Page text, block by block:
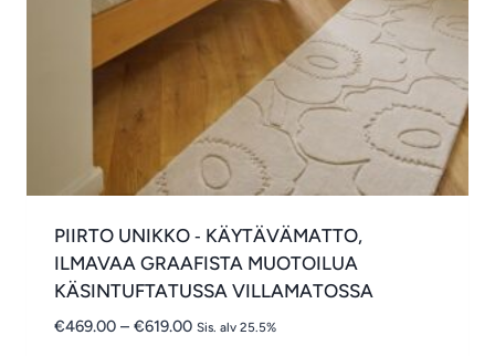
PIIRTO UNIKKO ‑ KÄYTÄVÄMATTO,
ILMAVAA GRAAFISTA MUOTOILUA
KÄSINTUFTATUSSA VILLAMATOSSA
€469.00 – €619.00Hintaluokka:
Sis. alv 25.5%